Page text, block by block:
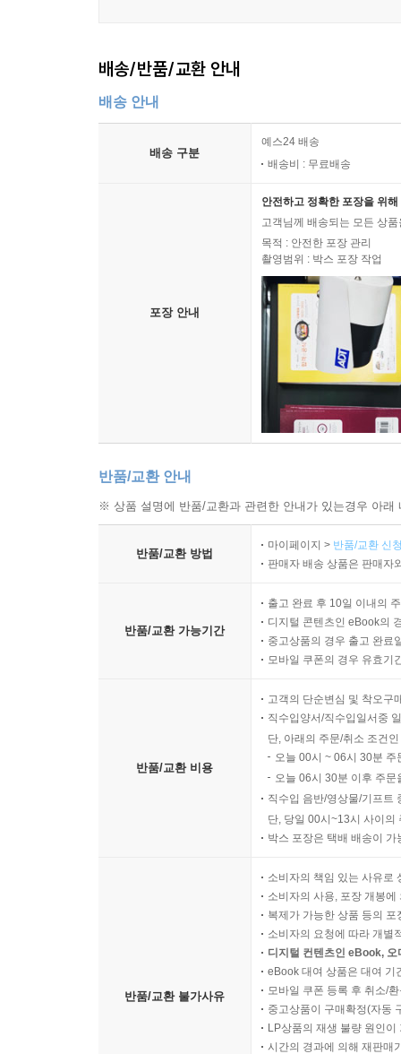
배송/반품/교환 안내
배송 안내
배송 구분
예스24 배송
배송비 : 무료배송
포장 안내
안전하고 정확한 포장을 위
고객님께 배송되는 모든 상
목적 : 안전한 포장 관리
촬영범위 : 박스 포장 작업
반품/교환 안내
※ 상품 설명에 반품/교환과 관련한 안내가 있는경우 아
반품/교환 방법
마이페이지 > 반품/교환 신
판매자 배송 상품은 판매자
반품/교환 가능기간
출고 완료 후 10일 이내의
디지털 콘텐츠인 eBook의
중고상품의 경우 출고 완료
모바일 쿠폰의 경우 유효기
반품/교환 비용
고객의 단순변심 및 착오구
직수입양서/직수입일서중
단, 아래의 주문/취소 조건
오늘 00시 ~ 06시 30분
오늘 06시 30분 이후 주
직수입 음반/영상물/기프트
단, 당일 00시~13시 사이의
박스 포장은 택배 배송이
반품/교환 불가사유
소비자의 책임 있는 사유로
소비자의 사용, 포장 개봉
복제가 가능한 상품 등의
소비자의 요청에 따라 개별
디지털 컨텐츠인 eBook,
eBook 대여 상품은 대여 기
모바일 쿠폰 등록 후 취소/
중고상품이 구매확정(자동
LP상품의 재생 불량 원인
시간의 경과에 의해 재판매